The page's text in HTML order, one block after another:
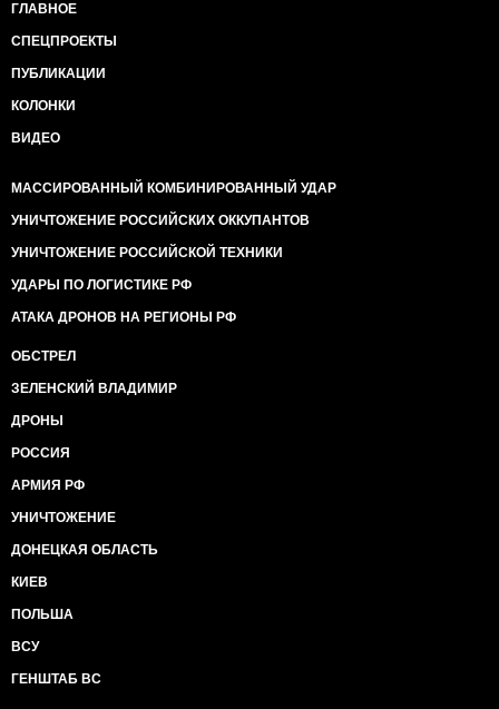
ГЛАВНОЕ
СПЕЦПРОЕКТЫ
ПУБЛИКАЦИИ
КОЛОНКИ
ВИДЕО
МАССИРОВАННЫЙ КОМБИНИРОВАННЫЙ УДАР
УНИЧТОЖЕНИЕ РОССИЙСКИХ ОККУПАНТОВ
УНИЧТОЖЕНИЕ РОССИЙСКОЙ ТЕХНИКИ
УДАРЫ ПО ЛОГИСТИКЕ РФ
АТАКА ДРОНОВ НА РЕГИОНЫ РФ
ОБСТРЕЛ
ЗЕЛЕНСКИЙ ВЛАДИМИР
ДРОНЫ
РОССИЯ
АРМИЯ РФ
УНИЧТОЖЕНИЕ
ДОНЕЦКАЯ ОБЛАСТЬ
КИЕВ
ПОЛЬША
ВСУ
ГЕНШТАБ ВС